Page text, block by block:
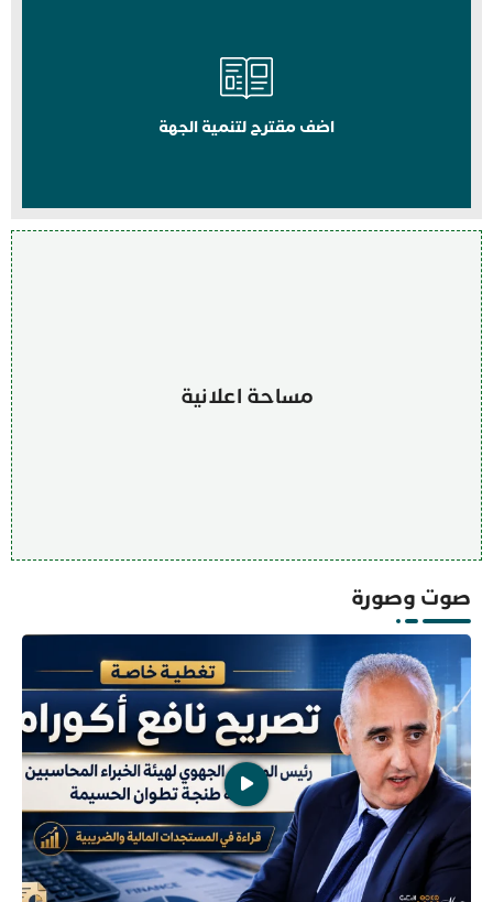
اضف مقترح لتنمية الجهة
مساحة اعلانية
صوت وصورة